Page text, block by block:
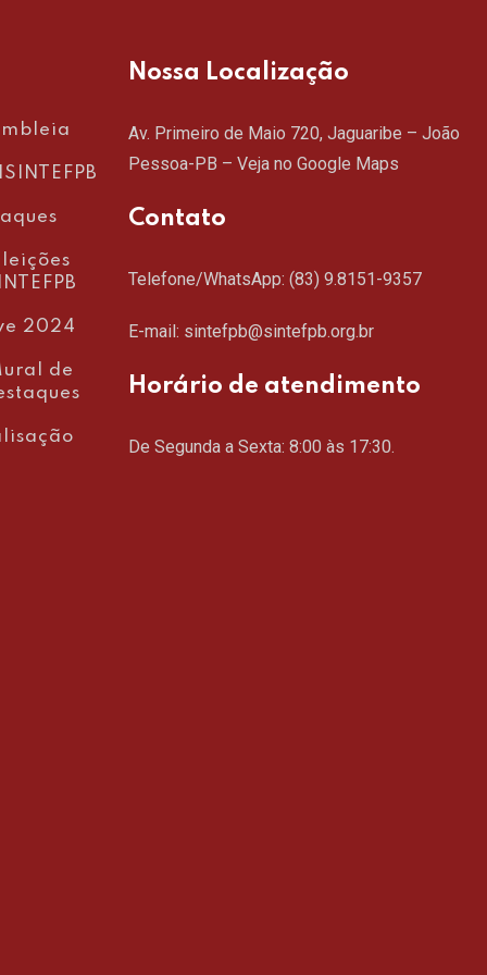
2024
de
Nossa Localização
Av. Primeiro de Maio 720, Jaguaribe – João
Pessoa-PB – Veja no Google Maps
Contato
Telefone/WhatsApp: (83) 9.8151-9357
E-mail: sintefpb@sintefpb.org.br
Horário de atendimento
De Segunda a Sexta: 8:00 às 17:30.